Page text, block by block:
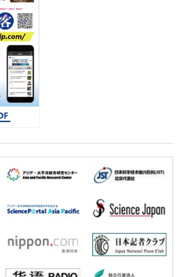
——日本“铁路摄影迷”教授研发新技术
本与低功耗的新型AI处理器
究强化新类别，促进青年研究人员赴海外开展
公稔：依托超导和防灾等核心优势服务社会
出非结核分枝杆菌生存的必需基因，首次揭示该
的不可控性——中央大学平野晋教授专访
成本与低功耗的新型AI处理器
泷川 进